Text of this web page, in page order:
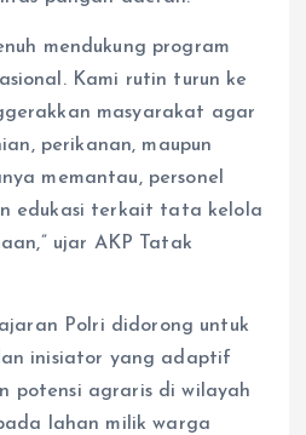
mendukung program
Kami rutin turun ke
masyarakat agar
perikanan, maupun
memantau, personel
edukasi terkait tata kelola
ujar AKP Tatak
Polri didorong untuk
inisiator yang adaptif
potensi agraris di wilayah
lahan milik warga